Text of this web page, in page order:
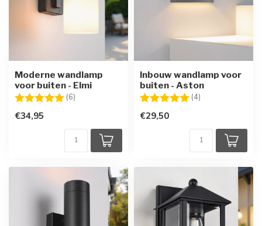
Moderne wandlamp
voor buiten - Elmi
Beoordeling: (6)
€34,95
Inbouw wandlamp voor
buiten - Aston
Beoordeling: (4)
€29,50